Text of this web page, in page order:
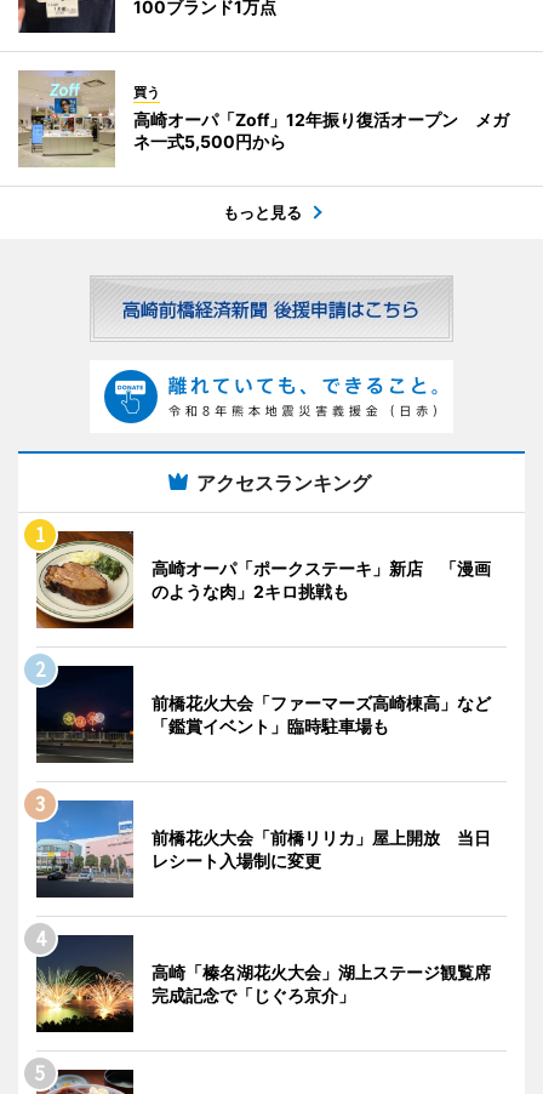
100ブランド1万点
買う
高崎オーパ「Zoff」12年振り復活オープン メガ
ネ一式5,500円から
もっと見る
アクセスランキング
高崎オーパ「ポークステーキ」新店 「漫画
のような肉」2キロ挑戦も
前橋花火大会「ファーマーズ高崎棟高」など
「鑑賞イベント」臨時駐車場も
前橋花火大会「前橋リリカ」屋上開放 当日
レシート入場制に変更
高崎「榛名湖花火大会」湖上ステージ観覧席
完成記念で「じぐろ京介」